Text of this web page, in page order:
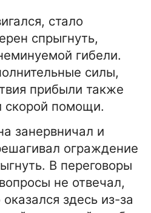
стало
спрыгнуть,
гибели.
силы,
прибыли также
скорой помощи.
занервничал и
ограждение
В переговоры
не отвечал,
здесь из-за